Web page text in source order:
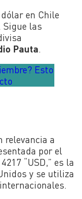
en Chile
. Sigue las
Pauta.
Esto
relevancia a
por el
“USD,” es la
y se utiliza